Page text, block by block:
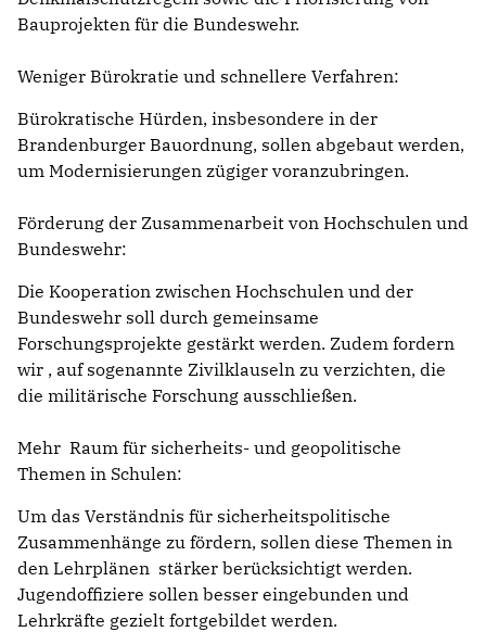
Bauprojekten für die Bundeswehr.
Weniger Bürokratie und schnellere Verfahren:
Bürokratische Hürden, insbesondere in der
Brandenburger Bauordnung, sollen abgebaut werden,
um Modernisierungen zügiger voranzubringen.
Förderung der Zusammenarbeit von Hochschulen und
Bundeswehr:
Die Kooperation zwischen Hochschulen und der
Bundeswehr soll durch gemeinsame
Forschungsprojekte gestärkt werden. Zudem fordern
wir , auf sogenannte Zivilklauseln zu verzichten, die
die militärische Forschung ausschließen.
Mehr Raum für sicherheits- und geopolitische
Themen in Schulen:
Um das Verständnis für sicherheitspolitische
Zusammenhänge zu fördern, sollen diese Themen in
den Lehrplänen stärker berücksichtigt werden.
Jugendoffiziere sollen besser eingebunden und
Lehrkräfte gezielt fortgebildet werden.